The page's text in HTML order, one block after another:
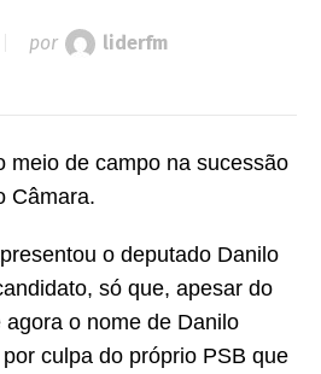
por
liderfm
meio de campo na sucessão
Câmara.
o deputado Danilo
só que, apesar do
o nome de Danilo
por culpa do próprio PSB que